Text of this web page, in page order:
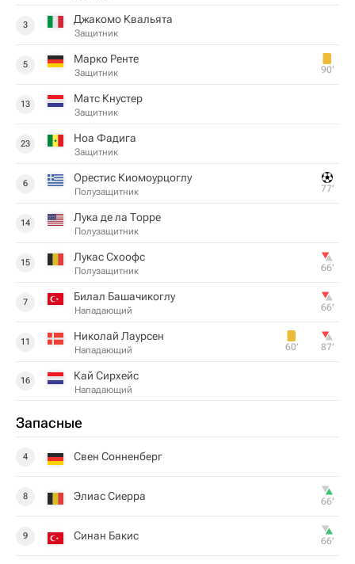
3 Джакомо Квальята
Защитник
5 Марко Ренте
Защитник 90‎’‎
13 Матс Кнустер
Защитник
23 Ноа Фадига
Защитник
6 Орестис Киомоурцоглу
Полузащитник 77‎’‎
14 Лука де ла Торре
Полузащитник
15 Лукас Схоофс
Полузащитник 66‎’‎
7 Билал Башачикоглу
Нападающий 66‎’‎
11 Николай Лаурсен
Нападающий 60‎’‎ 87‎’‎
16 Кай Сирхейс
Нападающий
Запасные
4 Свен Сонненберг
8 Элиас Сиерра 66‎’‎
9 Синан Бакис 66‎’‎